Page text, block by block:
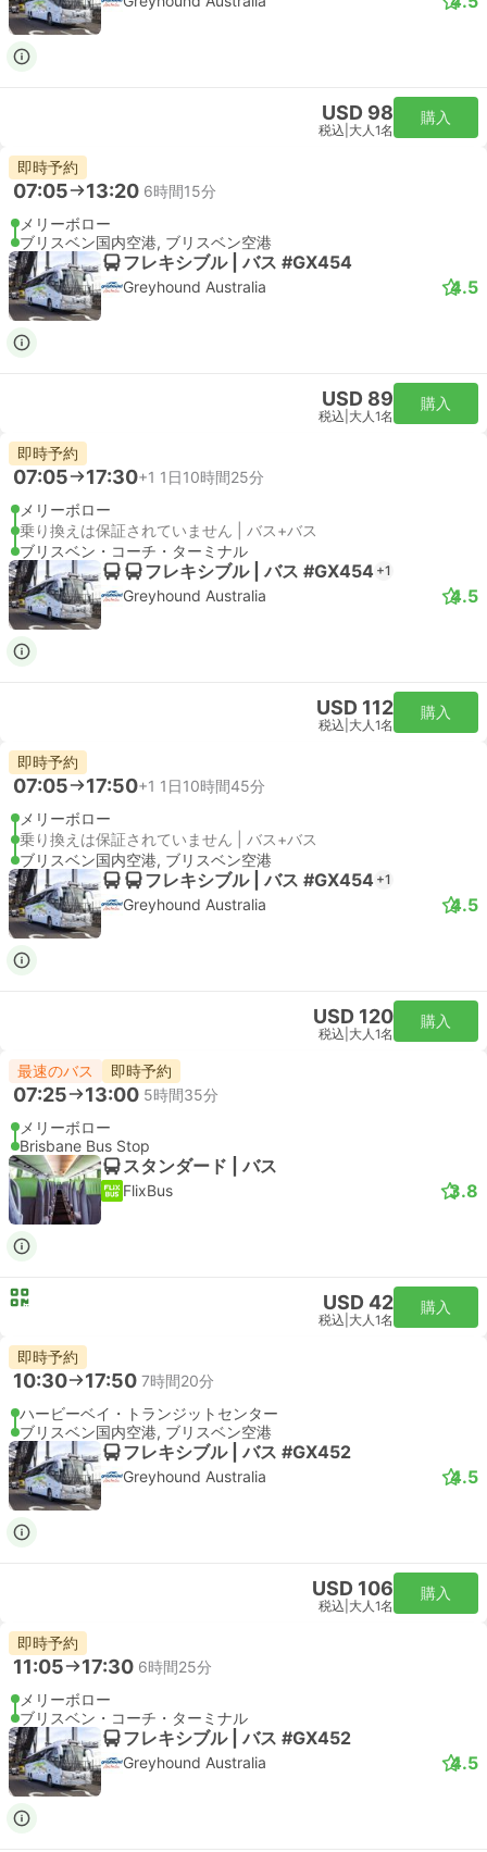
USD 98
税込 大人1名
購入
即時予約
07:05 13:20 6時間15分
メリーボロー
ブリスベン国内空港, ブリスベン空港
フレキシブル | バス #GX454
Greyhound Australia 4.5
USD 89
税込 大人1名
購入
即時予約
07:05 17:30+1 1日10時間25分
メリーボロー
乗り換えは保証されていません | バス+バス
ブリスベン・コーチ・ターミナル
フレキシブル | バス #GX454 +1
Greyhound Australia 4.5
USD 112
税込 大人1名
購入
即時予約
07:05 17:50+1 1日10時間45分
メリーボロー
乗り換えは保証されていません | バス+バス
ブリスベン国内空港, ブリスベン空港
フレキシブル | バス #GX454 +1
Greyhound Australia 4.5
USD 120
税込 大人1名
購入
最速のバス 即時予約
07:25 13:00 5時間35分
メリーボロー
Brisbane Bus Stop
スタンダード | バス
FlixBus 3.8
USD 42
税込 大人1名
購入
即時予約
10:30 17:50 7時間20分
ハービーベイ・トランジットセンター
ブリスベン国内空港, ブリスベン空港
フレキシブル | バス #GX452
Greyhound Australia 4.5
USD 106
税込 大人1名
購入
即時予約
11:05 17:30 6時間25分
メリーボロー
ブリスベン・コーチ・ターミナル
フレキシブル | バス #GX452
Greyhound Australia 4.5